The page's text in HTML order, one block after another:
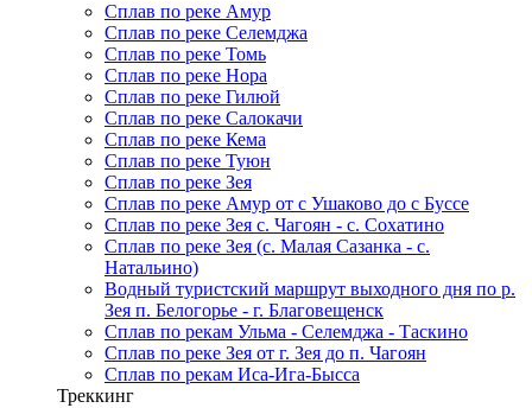
Сплав по реке Амур
Сплав по реке Селемджа
Сплав по реке Томь
Сплав по реке Нора
Сплав по реке Гилюй
Сплав по реке Салокачи
Сплав по реке Кема
Сплав по реке Туюн
Сплав по реке Зея
Сплав по реке Амур от с Ушаково до с Буссе
Cплав по реке Зея с. Чагоян - с. Сохатино
Cплав по реке Зея (c. Малая Сазанка - с.
Натальино)
Водный туристский маршрут выходного дня по р.
Зея п. Белогорье - г. Благовещенск
Сплав по рекам Ульма - Селемджа - Таскино
Сплав по реке Зея от г. Зея до п. Чагоян
Сплав по рекам Иса-Ига-Бысса
Треккинг